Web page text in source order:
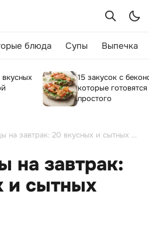
блюда Супы Выпечка
15 закусок с
которые
простого
Бутерброды на завтрак: 20 вкусных и сытных рецептов
на завтрак:
и сытных